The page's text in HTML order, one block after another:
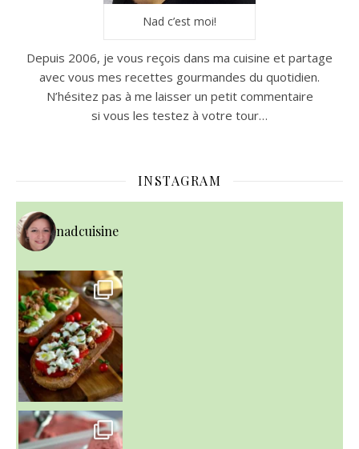
Nad c’est moi!
Depuis 2006, je vous reçois dans ma cuisine et partage
avec vous mes recettes gourmandes du quotidien.
N’hésitez pas à me laisser un petit commentaire
si vous les testez à votre tour…
INSTAGRAM
nadcuisine
~ NICE CREAM À LA FRAISE ~
Presque un mois que